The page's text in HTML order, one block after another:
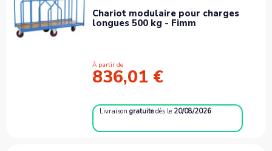
Chariot modulaire pour charges
longues 500 kg - Fimm
À partir de
836,01 €
Livraisongratuite dès le 20/08/2026